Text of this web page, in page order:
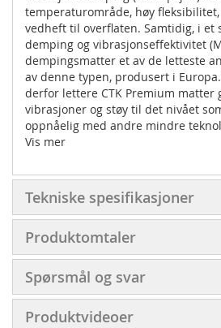
temperaturområde, høy
vedheft til overflaten. Samtidig, i et
demping og vibrasjonseffektivitet
dempingsmatter et av de letteste
av denne typen, produsert i
derfor lettere CTK Premium
vibrasjoner og støy til det nivået
oppnåelig med andre mindre
mye større tykkelse og mye større
Størrelse på ark: 370 x 500 mm
Tykkelse: 1,8 mm
Ark i pakken: 16
Vekt per 1 ark: 0,5 kg
Vekt per pakke: 7,99 kg
Pakker på pall: 84
Vis mer
Tekniske spesifikasjoner
Produktomtaler
Spørsmål og svar
Produktvideoer